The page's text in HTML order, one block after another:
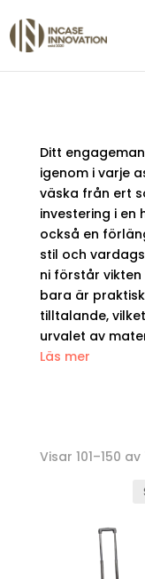
Ditt
igenom i varje
väska från ert
investering i en
också en
stil och
ni förstår
bara är
tilltalande,
urvalet av
Läs mer
Visar 101–150